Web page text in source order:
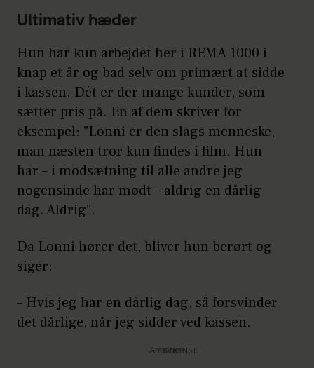
Ultimativ hæder
Hun har kun arbejdet her i REMA 1000 i
knap et år og bad selv om primært at sidde
i kassen. Dét er der mange kunder, som
sætter pris på. En af dem skriver for
eksempel: ”Lonni er den slags menneske,
man næsten tror kun findes i film. Hun
har – i modsætning til alle andre jeg
nogensinde har mødt – aldrig en dårlig
dag. Aldrig”.
Da Lonni hører det, bliver hun berørt og
siger:
– Hvis jeg har en dårlig dag, så forsvinder
det dårlige, når jeg sidder ved kassen.
Annonce